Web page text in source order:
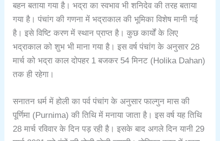
बहन बताया गया है। भद्रा का स्वभाव भी शनिदेव की तरह बताया
गया है। पंचांग की गणना में भद्राकाल की भूमिका विशेष मानी गई
है। इसे विष्टि करण में स्थान प्राप्त है। कुछ कार्यों के लिए
भद्राकाल को शुभ भी माना गया है। इस वर्ष पंचांग के अनुसार 28
मार्च को भद्रा काल दोपहर 1 बजकर 54 मिनट (Holika Dahan)
तक ही रहेगा।
सनातन धर्म में होली का पर्व पंचांग के अनुसार फाल्गुन मास की
पूर्णिमा (Purnima) की तिथि में मनाया जाता है। इस वर्ष यह तिथि
28 मार्च रविवार के दिन पड़ रही है। इसके बाद अगले दिन यानी 29